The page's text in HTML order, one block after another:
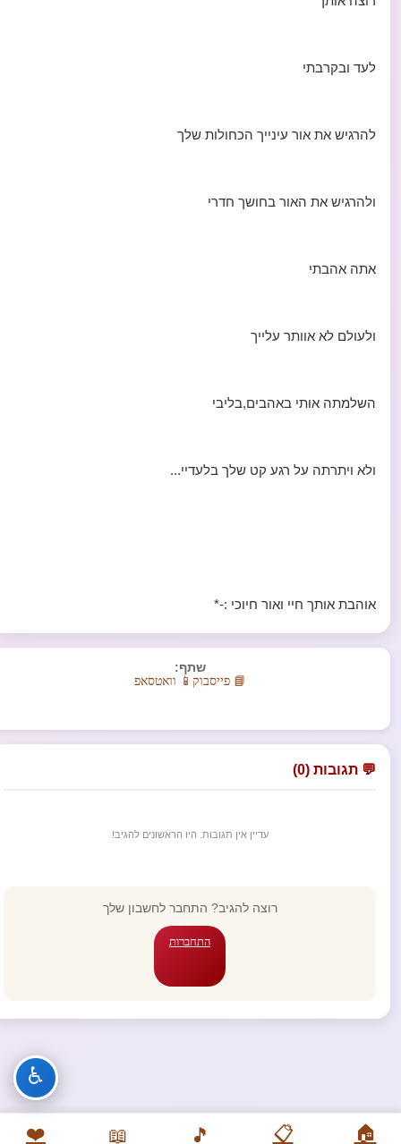
🏠
📋
🎵
📖
❤️
לעד ובקרבתי
להרגיש את אור עינייך הכחולות שלך
ולהרגיש את האור בחושך חדרי
אתה אהבתי
ולעולם לא אוותר עלייך
השלמתה אותי באהבים,בליבי
ולא ויתרתה על רגע קט שלך בלעדיי...
אוהבת אותך חיי ואור חיוכי :-*
שתף:
📘 פייסבוק 📱 וואטסאפ
💬 תגובות (0)
עדיין אין תגובות. היו הראשונים להגיב!
רוצה להגיב? התחבר לחשבון שלך
התחברות
♿